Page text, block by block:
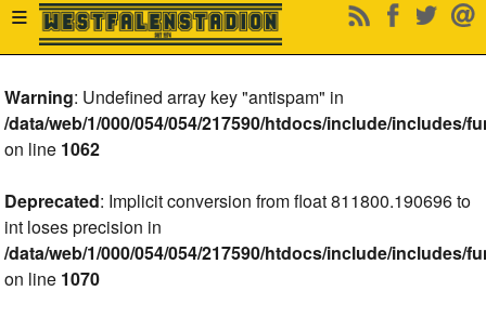
≡
Warning: Undefined array key "antispam" in
/data/web/1/000/054/054/217590/htdocs/include/includes/
on line 1062
Deprecated: Implicit conversion from float 811800.190696 to
int loses precision in
/data/web/1/000/054/054/217590/htdocs/include/includes/
on line 1070